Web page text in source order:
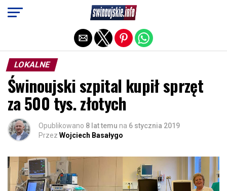
LOKALNE
Świnoujski szpital kupił sprzęt
za 500 tys. złotych
Opublikowano 8 lat temu na 6 stycznia 2019
Przez Wojciech Basałygo
Exit mobile version